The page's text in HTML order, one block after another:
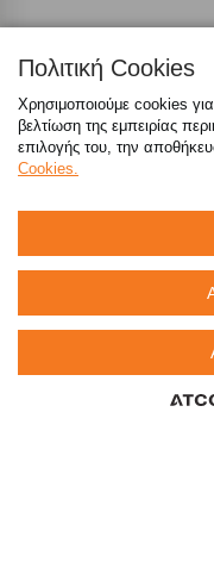
214
Πολιτική Cookies
Χρησιμοποιούμε cookies
βελτίωση της εμπειρίας
επιλογής του, την
Cookies.